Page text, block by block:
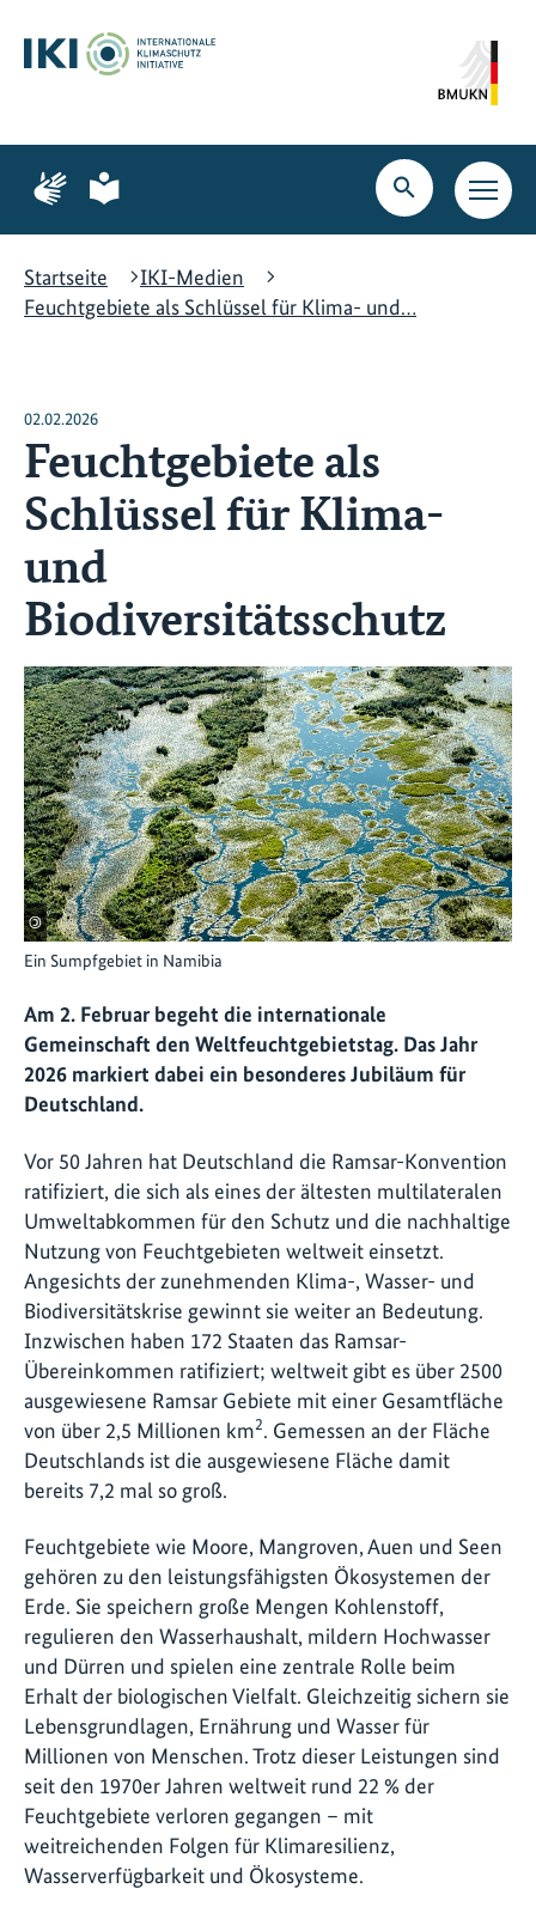
Hauptinhalt
springen
Suche
springen
Hauptnavigation
springen
Zur
Seite
Gebärdensprache
Zur
Seite
leichte
Suche
öffnen
Startseite
IKI-Medien
Feuchtgebiete als Schlüssel für Klima- und…
02.02.2026
Feuchtgebiete als
Schlüssel für Klima-
und
Biodiversitätsschutz
©
Ein Sumpfgebiet in Namibia
Am 2. Februar begeht die internationale
Gemeinschaft den Weltfeuchtgebietstag. Das Jahr
2026 markiert dabei ein besonderes Jubiläum für
Deutschland.
Vor 50 Jahren hat Deutschland die Ramsar-Konvention
ratifiziert, die sich als eines der ältesten multilateralen
Umweltabkommen für den Schutz und die nachhaltige
Nutzung von Feuchtgebieten weltweit einsetzt.
Angesichts der zunehmenden Klima-, Wasser- und
Biodiversitätskrise gewinnt sie weiter an Bedeutung.
Inzwischen haben 172 Staaten das Ramsar-
Übereinkommen ratifiziert; weltweit gibt es über 2500
ausgewiesene Ramsar Gebiete mit einer Gesamtfläche
von über 2,5 Millionen km2. Gemessen an der Fläche
Deutschlands ist die ausgewiesene Fläche damit
bereits 7,2 mal so groß.
Feuchtgebiete wie Moore, Mangroven, Auen und Seen
gehören zu den leistungsfähigsten Ökosystemen der
Erde. Sie speichern große Mengen Kohlenstoff,
regulieren den Wasserhaushalt, mildern Hochwasser
und Dürren und spielen eine zentrale Rolle beim
Erhalt der biologischen Vielfalt. Gleichzeitig sichern sie
Lebensgrundlagen, Ernährung und Wasser für
Millionen von Menschen. Trotz dieser Leistungen sind
seit den 1970er Jahren weltweit rund 22 % der
Feuchtgebiete verloren gegangen – mit
weitreichenden Folgen für Klimaresilienz,
Wasserverfügbarkeit und Ökosysteme.